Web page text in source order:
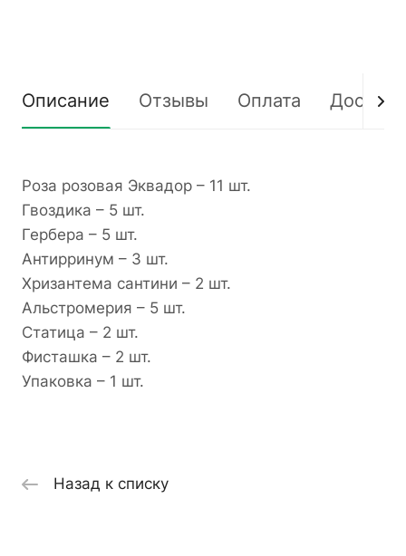
Описание Отзывы Оплата
Роза розовая Эквадор – 11 шт.
Гвоздика – 5 шт.
Гербера – 5 шт.
Антирринум – 3 шт.
Хризантема сантини – 2 шт.
Альстромерия – 5 шт.
Статица – 2 шт.
Фисташка – 2 шт.
Упаковка – 1 шт.
Назад к списку